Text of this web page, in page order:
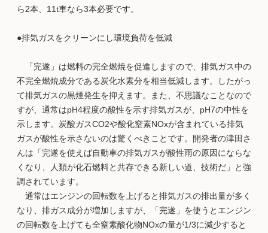
ら2本、11t車なら3本必要です。
●排気ガスをクリーンにし環境負荷を低減
「完遂」は燃料の完全燃焼を促進しますので、排気ガス中の
不完全燃焼成分である炭化水素分を相当低減します。したがっ
て排気ガスの黒煙発生を抑えます。また、不思議なことなので
すが、通常はpH4程度の酸性を示す排気ガスが、pH7の中性を
示します。炭酸ガスCO2や酸化窒素NOxが含まれている排気
ガスが酸性を示さないのは驚くべきことです。開発者の津田さ
んは「完遂を使えば自動車の排気ガスが酸性雨の原因にならな
くなり、人類が化石燃料と共存できる新しい道、技術だ」と強
調されています。
通常はエンジンの回転数を上げると排気ガスの排出量が多く
なり、排ガス成分が増加しますが、「完遂」を使うとエンジン
の回転数を上げても全窒素酸化物NOxの量が1/3に減少すると